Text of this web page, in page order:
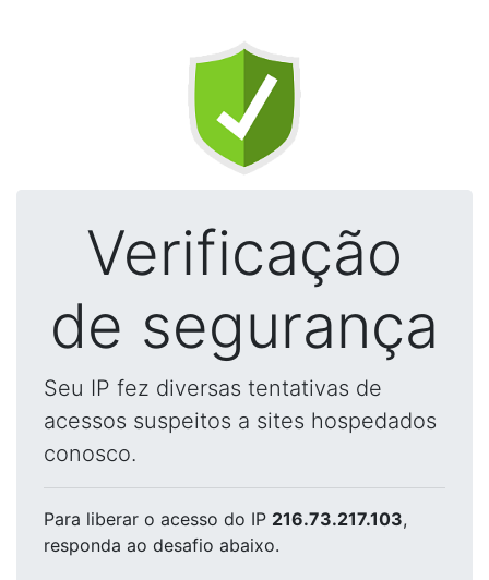
Verificação
de segurança
Seu IP fez diversas tentativas de
acessos suspeitos a sites hospedados
conosco.
Para liberar o acesso do IP 216.73.217.103,
responda ao desafio abaixo.